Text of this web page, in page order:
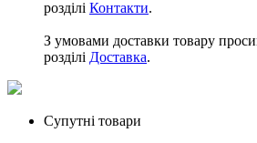
розділі Контакти.
З умовами доставки товару
розділі Доставка.
Супутні товари